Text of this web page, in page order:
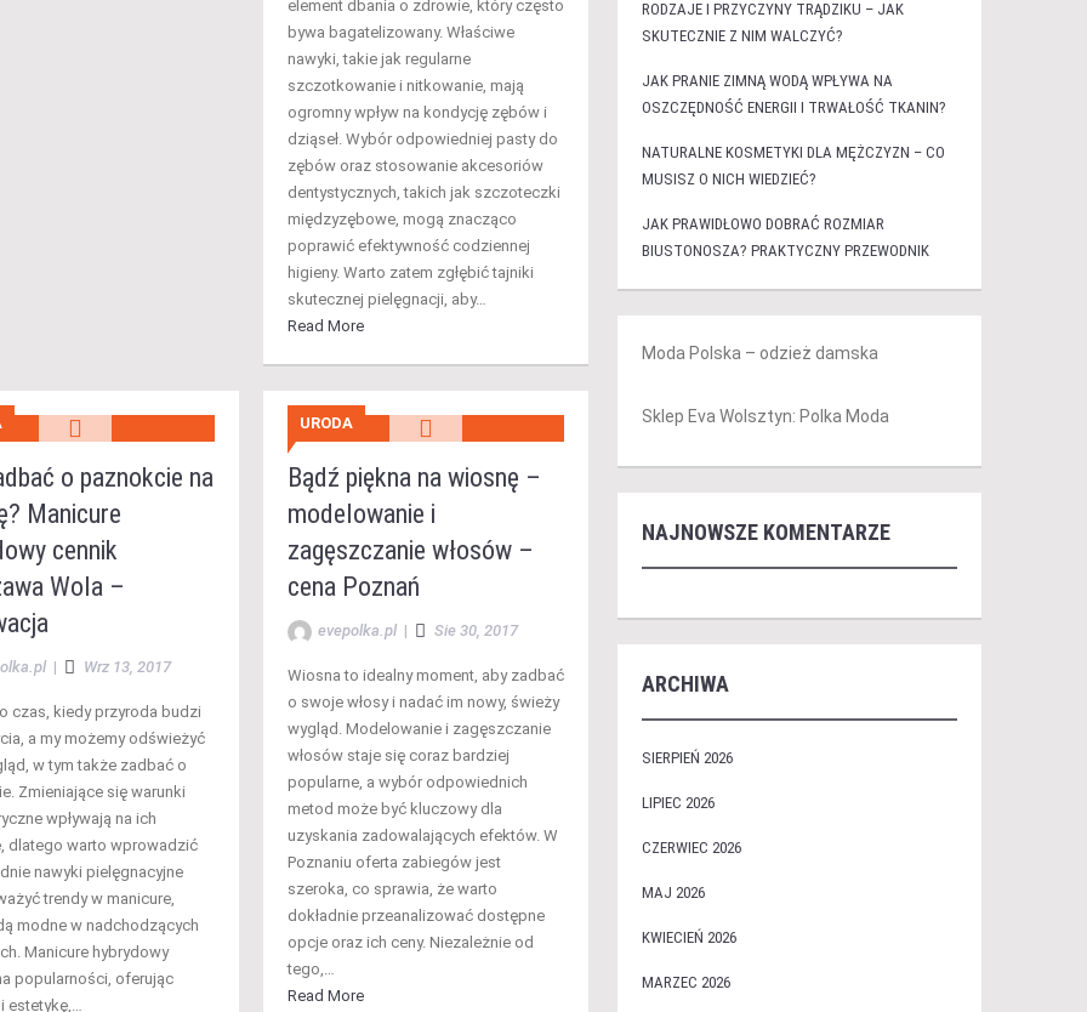
element dbania o zdrowie, który często
bywa bagatelizowany. Właściwe
nawyki, takie jak regularne
szczotkowanie i nitkowanie, mają
ogromny wpływ na kondycję zębów i
dziąseł. Wybór odpowiedniej pasty do
zębów oraz stosowanie akcesoriów
dentystycznych, takich jak szczoteczki
międzyzębowe, mogą znacząco
poprawić efektywność codziennej
higieny. Warto zatem zgłębić tajniki
skutecznej pielęgnacji, aby…
Read More
o paznokcie na
Manicure
cennik
Wola –
| Wrz 13, 2017
czas, kiedy przyroda budzi
a my możemy odświeżyć
w tym także zadbać o
Zmieniające się warunki
wpływają na ich
dlatego warto wprowadzić
nawyki pielęgnacyjne
trendy w manicure,
modne w nadchodzących
Manicure hybrydowy
popularności, oferując
estetykę,…
URODA
Bądź piękna na wiosnę –
modelowanie i
zagęszczanie włosów –
cena Poznań
evepolka.pl| Sie 30, 2017
Wiosna to idealny moment, aby zadbać
o swoje włosy i nadać im nowy, świeży
wygląd. Modelowanie i zagęszczanie
włosów staje się coraz bardziej
popularne, a wybór odpowiednich
metod może być kluczowy dla
uzyskania zadowalających efektów. W
Poznaniu oferta zabiegów jest
szeroka, co sprawia, że warto
dokładnie przeanalizować dostępne
opcje oraz ich ceny. Niezależnie od
tego,…
Read More
RODZAJE I PRZYCZYNY TRĄDZIKU – JAK
SKUTECZNIE Z NIM WALCZYĆ?
JAK PRANIE ZIMNĄ WODĄ WPŁYWA NA
OSZCZĘDNOŚĆ ENERGII I TRWAŁOŚĆ TKANIN?
NATURALNE KOSMETYKI DLA MĘŻCZYZN – CO
MUSISZ O NICH WIEDZIEĆ?
JAK PRAWIDŁOWO DOBRAĆ ROZMIAR
BIUSTONOSZA? PRAKTYCZNY PRZEWODNIK
Moda Polska – odzież damska
Sklep Eva Wolsztyn: Polka Moda
NAJNOWSZE KOMENTARZE
ARCHIWA
SIERPIEŃ 2026
LIPIEC 2026
CZERWIEC 2026
MAJ 2026
KWIECIEŃ 2026
MARZEC 2026